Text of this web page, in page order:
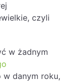
czyli
w żadnym
danym roku,